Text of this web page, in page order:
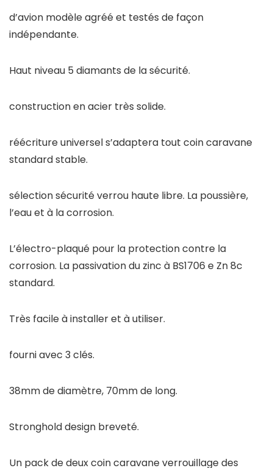
d’avion modèle agréé et testés de façon
indépendante.
Haut niveau 5 diamants de la sécurité.
construction en acier très solide.
réécriture universel s’adaptera tout coin caravane
standard stable.
sélection sécurité verrou haute libre. La poussière,
l’eau et à la corrosion.
L’électro-plaqué pour la protection contre la
corrosion. La passivation du zinc à BS1706 e Zn 8c
standard.
Très facile à installer et à utiliser.
fourni avec 3 clés.
38mm de diamètre, 70mm de long.
Stronghold design breveté.
Un pack de deux coin caravane verrouillage des